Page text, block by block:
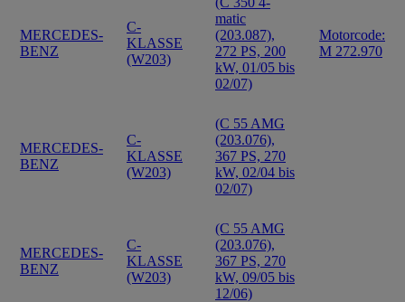
MERCEDES-
BENZ
C-
KLASSE
(W203)
matic
(203.087),
272 PS, 200
kW, 01/05 bis
02/07)
Motorcode:
M 272.970
MERCEDES-
BENZ
C-
KLASSE
(W203)
(C 55 AMG
(203.076),
367 PS, 270
kW, 02/04 bis
02/07)
MERCEDES-
BENZ
C-
KLASSE
(W203)
(C 55 AMG
(203.076),
367 PS, 270
kW, 09/05 bis
12/06)